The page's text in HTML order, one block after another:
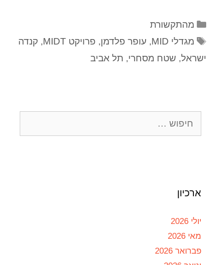
מהתקשורת
מגדלי MID
, עופר פלדמן, פרויקט MIDT ,קנדה
ישראל, שטח מסחרי, תל אביב
ארכיון
יולי 2026
מאי 2026
פברואר 2026